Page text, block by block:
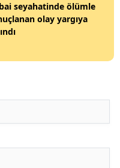
seyahatinde ölümle
olay yargıya